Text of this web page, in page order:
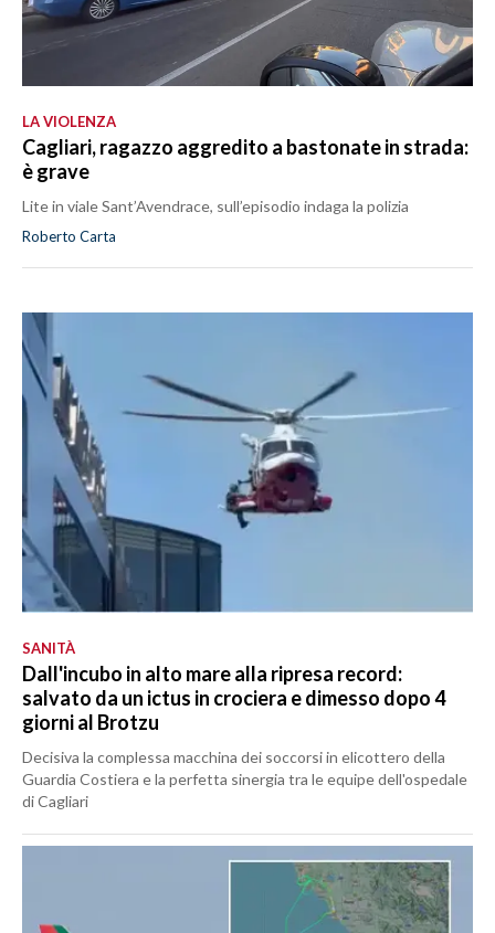
LA VIOLENZA
Cagliari, ragazzo aggredito a bastonate in strada:
è grave
Lite in viale Sant’Avendrace, sull’episodio indaga la polizia
Roberto Carta
SANITÀ
Dall'incubo in alto mare alla ripresa record:
salvato da un ictus in crociera e dimesso dopo 4
giorni al Brotzu
Decisiva la complessa macchina dei soccorsi in elicottero della
Guardia Costiera e la perfetta sinergia tra le equipe dell'ospedale
di Cagliari